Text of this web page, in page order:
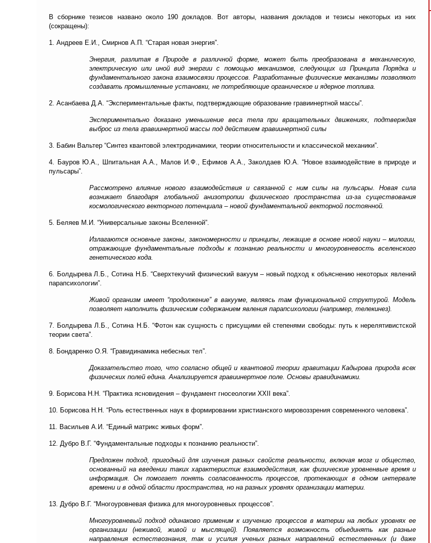
В сборнике тезисов названо около 190 докладов. Вот авторы, названия докладов и тезисы некоторых из них
(сокращены):
1. Андреев Е.И., Смирнов А.П. “Старая новая энергия”.
Энергия, разлитая в Природе в различной форме, может быть преобразована в механическую,
электрическую или иной вид энергии с помощью механизмов, следующих из Принципа Порядка и
фундаментального закона взаимосвязи процессов. Разработанные физические механизмы позволяют
создавать промышленные установки, не потребляющие органическое и ядерное топлива.
2. Асанбаева Д.А. “Экспериментальные факты, подтверждающие образование гравиинертной массы”.
Экспериментально доказано уменьшение веса тела при вращательных движениях, подтверждая
выброс из тела гравиинертной массы под действием гравиинертной силы
3. Бабин Вальтер “Синтез квантовой электродинамики, теории относительности и классической механики”.
4. Бауров Ю.А., Шпитальная А.А., Малов И.Ф., Ефимов А.А., Заколдаев Ю.А. “Новое взаимодействие в природе и
пульсары”.
Рассмотрено влияние нового взаимодействия и связанной с ним силы на пульсары. Новая сила
возникает благодаря глобальной анизотропии физического пространства из-за существования
космологического векторного потенциала – новой фундаментальной векторной постоянной.
5. Беляев М.И. “Универсальные законы Вселенной”.
Излагаются основные законы, закономерности и принципы, лежащие в основе новой науки – милогии,
отражающие фундаментальные подходы к познанию реальности и многоуровневость вселенского
генетического кода.
6. Болдырева Л.Б., Сотина Н.Б. “Сверхтекучий физический вакуум – новый подход к объяснению некоторых явлений
парапсихологии”.
Живой организм имеет “продолжение” в вакууме, являясь там функциональной структурой. Модель
позволяет наполнить физическим содержанием явления парапсихологии (например, телекинез).
7. Болдырева Л.Б., Сотина Н.Б. “Фотон как сущность с присущими ей степенями свободы: путь к нерелятивистской
теории света”.
8. Бондаренко О.Я. “Гравидинамика небесных тел”.
Доказательство того, что согласно общей и квантовой теории гравитации Кадырова природа всех
физических полей едина. Анализируется гравиинертное поле. Основы гравидинамики.
9. Борисова Н.Н. “Практика ясновидения – фундамент гносеологии XXII века”.
10. Борисова Н.Н. “Роль естественных наук в формировании христианского мировоззрения современного человека”.
11. Васильев А.И. “Единый матрикс живых форм”.
12. Дубро В.Г. “Фундаментальные подходы к познанию реальности”.
Предложен подход, пригодный для изучения разных свойств реальности, включая мозг и общество,
основанный на введении таких характеристик взаимодействия, как физические уровненвые время и
информация. Он помогает понять согласованность процессов, протекающих в одном интервале
времени и в одной области пространства, но на разных уровнях организации материи.
13. Дубро В.Г. “Многоуровневая физика для многоуровневых процессов”.
Многоуровневый подход одинаково применим к изучению процессов в материи на любых уровнях ее
организации (неживой, живой и мыслящей). Появляется возможность объединять как разные
направления естествознания, так и усилия ученых разных направлений естественных (и даже